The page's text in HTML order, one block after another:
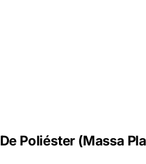
Poliéster (Massa